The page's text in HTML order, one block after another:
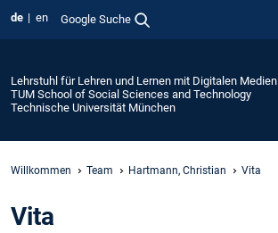
de en Google Suche
Lehrstuhl für Lehren und Lernen mit Digitalen Medien
TUM School of Social Sciences and Technology
Technische Universität München
Willkommen Team Hartmann, Christian Vita
Vita